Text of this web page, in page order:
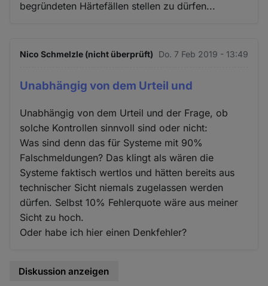
begründeten Härtefällen stellen zu dürfen...
Nico Schmelzle (nicht überprüft) Do. 7 Feb 2019 - 13:49
Unabhängig von dem Urteil und
Unabhängig von dem Urteil und der Frage, ob
solche Kontrollen sinnvoll sind oder nicht:
Was sind denn das für Systeme mit 90%
Falschmeldungen? Das klingt als wären die
Systeme faktisch wertlos und hätten bereits aus
technischer Sicht niemals zugelassen werden
dürfen. Selbst 10% Fehlerquote wäre aus meiner
Sicht zu hoch.
Oder habe ich hier einen Denkfehler?
Diskussion anzeigen